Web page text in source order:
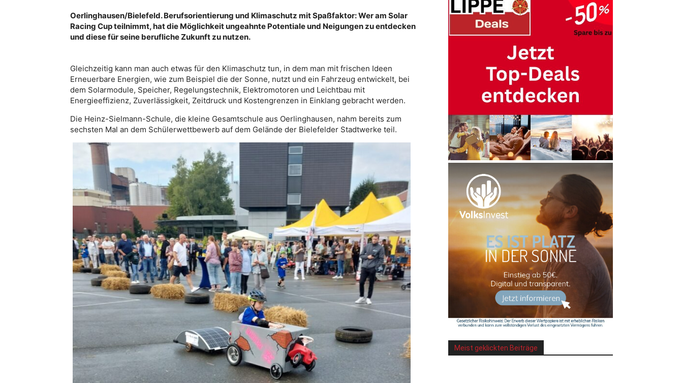
Oerlinghausen/Bielefeld. Berufsorientierung und Klimaschutz mit Spaßfaktor: Wer am Solar
Racing Cup teilnimmt, hat die Möglichkeit ungeahnte Potentiale und Neigungen zu entdecken
und diese für seine berufliche Zukunft zu nutzen.
Gleichzeitig kann man auch etwas für den Klimaschutz tun, in dem man mit frischen Ideen
Erneuerbare Energien, wie zum Beispiel die der Sonne, nutzt und ein Fahrzeug entwickelt, bei
dem Solarmodule, Speicher, Regelungstechnik, Elektromotoren und Leichtbau mit
Energieeffizienz, Zuverlässigkeit, Zeitdruck und Kostengrenzen in Einklang gebracht werden.
Die Heinz-Sielmann-Schule, die kleine Gesamtschule aus Oerlinghausen, nahm bereits zum
sechsten Mal an dem Schülerwettbewerb auf dem Gelände der Bielefelder Stadtwerke teil.
Meist geklickten Beiträge